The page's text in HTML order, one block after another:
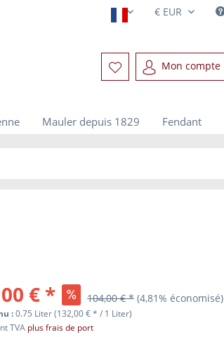
Französisch
Mon compte
Mauler depuis 1829 Fendant
€ * 104,00 € * (4,81% économisé)
:0.75 Liter (132,00 € * / 1 Liter)
TVA plus frais de port